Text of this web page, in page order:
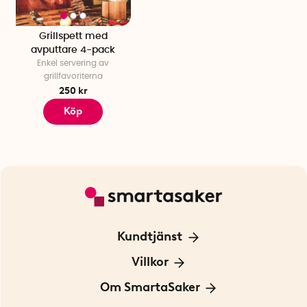
Grillspett med
avputtare 4-pack
Enkel servering av
grillfavoriterna
250 kr
Köp
Kundtjänst
Kontakta oss
För Företag
Villkor
Frakt och leverans
Om SmartaSaker